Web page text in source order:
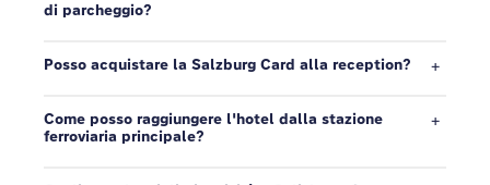
di parcheggio?
Posso acquistare la Salzburg Card alla reception?
Come posso raggiungere l'hotel dalla stazione
ferroviaria principale?